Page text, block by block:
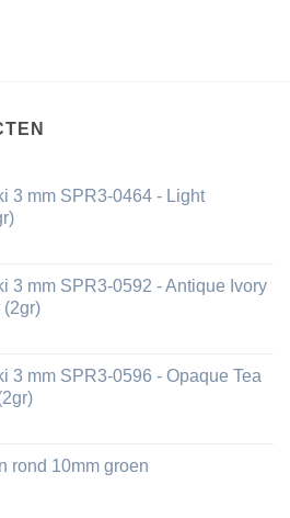
3 mm SPR3-0464 - Light
3 mm SPR3-0592 - Antique Ivory
(2gr)
3 mm SPR3-0596 - Opaque Tea
rond 10mm groen